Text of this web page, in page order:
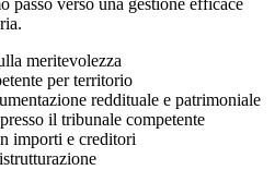
passo verso una gestione efficace
meritevolezza
per territorio
reddituale e patrimoniale
il tribunale competente
importi e creditori